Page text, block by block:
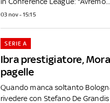
03 nov - 15:15
Ibra prestigiatore,
pagelle
SERIE A
Quando manca soltanto
rivedere con Stefano De Grandis